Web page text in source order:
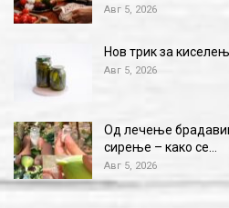
Авг 5, 2026
Нов трик за
Авг 5, 2026
Од лечење
сирење – како се…
Авг 5, 2026